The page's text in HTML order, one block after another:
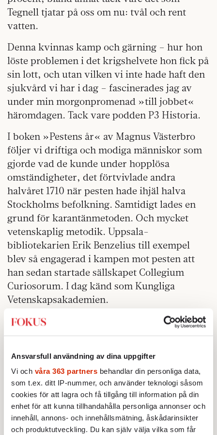
Ansvarsfull användning av dina uppgifter
Vi och våra 363 partners behandlar din personliga data,
som t.ex. ditt IP-nummer, och använder teknologi såsom
cookies för att lagra och få tillgång till information på din
enhet för att kunna tillhandahålla personliga annonser och
innehåll, annons- och innehållsmätning, åskådarinsikter
och produktutveckling. Du kan själv välja vilka som får
Tegnell tjatar på oss om nu: tvål och rent
vatten.
Denna kvinnas kamp och gärning – hur hon
löste problemen i det krigshelvete hon fick på
sin lott, och utan vilken vi inte hade haft den
sjukvård vi har i dag – fascinerades jag av
under min morgonpromenad »till jobbet«
häromdagen. Tack vare podden P3 Historia.
I boken »Pestens år« av Magnus Västerbro
följer vi driftiga och modiga människor som
gjorde vad de kunde under hopplösa
omständigheter, det förtvivlade andra
halvåret 1710 när pesten hade ihjäl halva
Stockholms befolkning. Samtidigt lades en
grund för karantänmetoden. Och mycket
vetenskaplig metodik. Uppsala-
bibliotekarien Erik Benzelius till exempel
blev så engagerad i kampen mot pesten att
han sedan startade sällskapet Collegium
Curiosorum. I dag känd som Kungliga
Vetenskapsakademien.
Film, podd, bok. Oavsett form är kulturen
livsviktig. Den hjälper oss att formulera,
existens. Den hjälper oss att dokumentera,
reflektera och förmedla hur vi tidigare tagit
oss igenom mörka grottsystem, löst
komplexa problem och blivit bättre på … ja,
allt.